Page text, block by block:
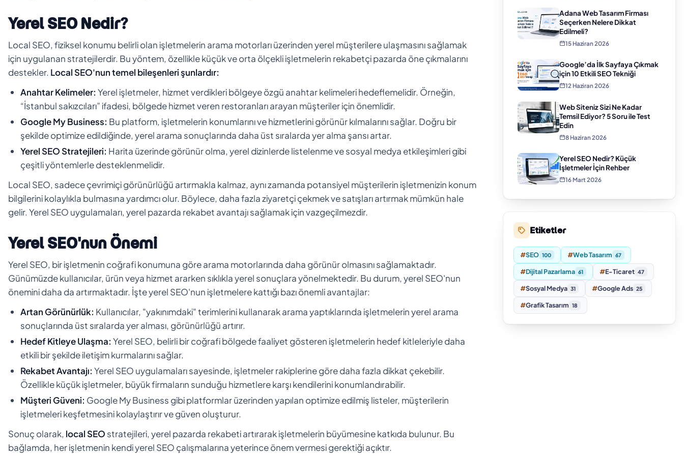
Yerel SEO Nedir?
Local SEO, fiziksel konumu belirli olan işletmelerin arama motorları üzerinden yerel müşterilere ulaşmasını sağlamak
için uygulanan stratejilerdir. Bu yöntem, özellikle küçük ve orta ölçekli işletmelerin rekabetçi pazarda öne çıkmalarını
destekler. Local SEO'nun temel bileşenleri şunlardır:
Anahtar Kelimeler: Yerel işletmeler, hizmet verdikleri bölgeye özgü anahtar kelimeleri hedeflemelidir. Örneğin,
“İstanbul sakızcıları” ifadesi, bölgede hizmet veren restoranları arayan müşteriler için önemlidir.
Google My Business: Bu platform, işletmelerin konumlarını ve hizmetlerini görünür kılmalarını sağlar. Doğru bir
şekilde optimize edildiğinde, yerel arama sonuçlarında daha üst sıralarda yer alma şansı artar.
Yerel SEO Stratejileri: Harita üzerinde görünür olma, yerel dizinlerde listelenme ve sosyal medya etkileşimleri gibi
çeşitli yöntemlerle desteklenmelidir.
Local SEO, sadece çevrimiçi görünürlüğü artırmakla kalmaz, aynı zamanda potansiyel müşterilerin işletmenizin konum
bilgilerini kolaylıkla bulmasına yardımcı olur. Böylece, daha fazla ziyaretçi çekmek ve satışları artırmak mümkün hale
gelir. Yerel SEO uygulamaları, yerel pazarda rekabet avantajı sağlamak için vazgeçilmezdir.
Yerel SEO'nun Önemi
Yerel SEO, bir işletmenin coğrafi konumuna göre arama motorlarında daha görünür olmasını sağlamaktadır.
Günümüzde kullanıcılar, ürün veya hizmet ararken sıklıkla yerel sonuçlara yönelmektedir. Bu durum, yerel SEO'nun
önemini daha da artırmaktadır. İşte yerel SEO'nun işletmelere kattığı bazı önemli avantajlar:
Artan Görünürlük: Kullanıcılar, "yakınımdaki" terimlerini kullanarak arama yaptıklarında işletmelerin yerel arama
sonuçlarında üst sıralarda yer alması, görünürlüğü artırır.
Hedef Kitleye Ulaşma: Yerel SEO, belirli bir coğrafi bölgede faaliyet gösteren işletmelerin hedef kitleleriyle daha
etkili bir şekilde iletişim kurmalarını sağlar.
Rekabet Avantajı: Yerel SEO uygulamaları sayesinde, işletmeler rakiplerine göre daha fazla dikkat çekebilir.
Özellikle küçük işletmeler, büyük firmaların sunduğu hizmetlere karşı kendilerini konumlandırabilir.
Müşteri Güveni: Google My Business gibi platformlar üzerinden yapılan optimize edilmiş listeler, müşterilerin
işletmeleri keşfetmesini kolaylaştırır ve güven oluşturur.
Sonuç olarak, local SEO stratejileri, yerel pazarda rekabeti artırarak işletmelerin büyümesine katkıda bulunur. Bu
bağlamda, her işletmenin kendi yerel SEO çalışmalarına yeterince önem vermesi gerektiği açıktır.
Adana Web Tasarım Firması
Seçerken Nelere Dikkat
Edilmeli?
15 Haziran 2026
Google’da İlk Sayfaya Çıkmak
için 10 Etkili SEO Tekniği
12 Haziran 2026
Web Siteniz Sizi Ne Kadar
Temsil Ediyor? 5 Soru ile Test
Edin
8 Haziran 2026
Yerel SEO Nedir? Küçük
İşletmeler İçin Rehber
16 Mart 2026
Etiketler
#SEO 100 #Web Tasarım 67
#Dijital Pazarlama 61 #E-Ticaret 47
#Sosyal Medya 31 #Google Ads 25
#Grafik Tasarım 18